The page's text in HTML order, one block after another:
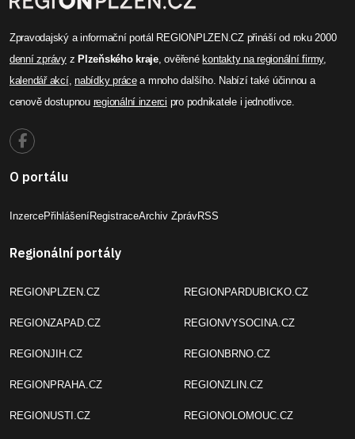
Zpravodajský a informační portál REGIONPLZEN.CZ přináší od roku 2000
denní zprávyzPlzeňského kraje, ověřenékontakty na regionální firmy,
kalendář akcí,nabídky prácea mnoho dalšího. Nabízí také účinnou a
cenově dostupnou regionální inzerci pro podnikatele i jednotlivce.
O portálu
InzercePřihlášeníRegistraceArchiv ZprávRSS
Regionální portály
REGIONPLZEN.CZ
REGIONZAPAD.CZ
REGIONJIH.CZ
REGIONPRAHA.CZ
REGIONUSTI.CZ
REGIONPARDUBICKO.CZ
REGIONVYSOCINA.CZ
REGIONBRNO.CZ
REGIONZLIN.CZ
REGIONOLOMOUC.CZ